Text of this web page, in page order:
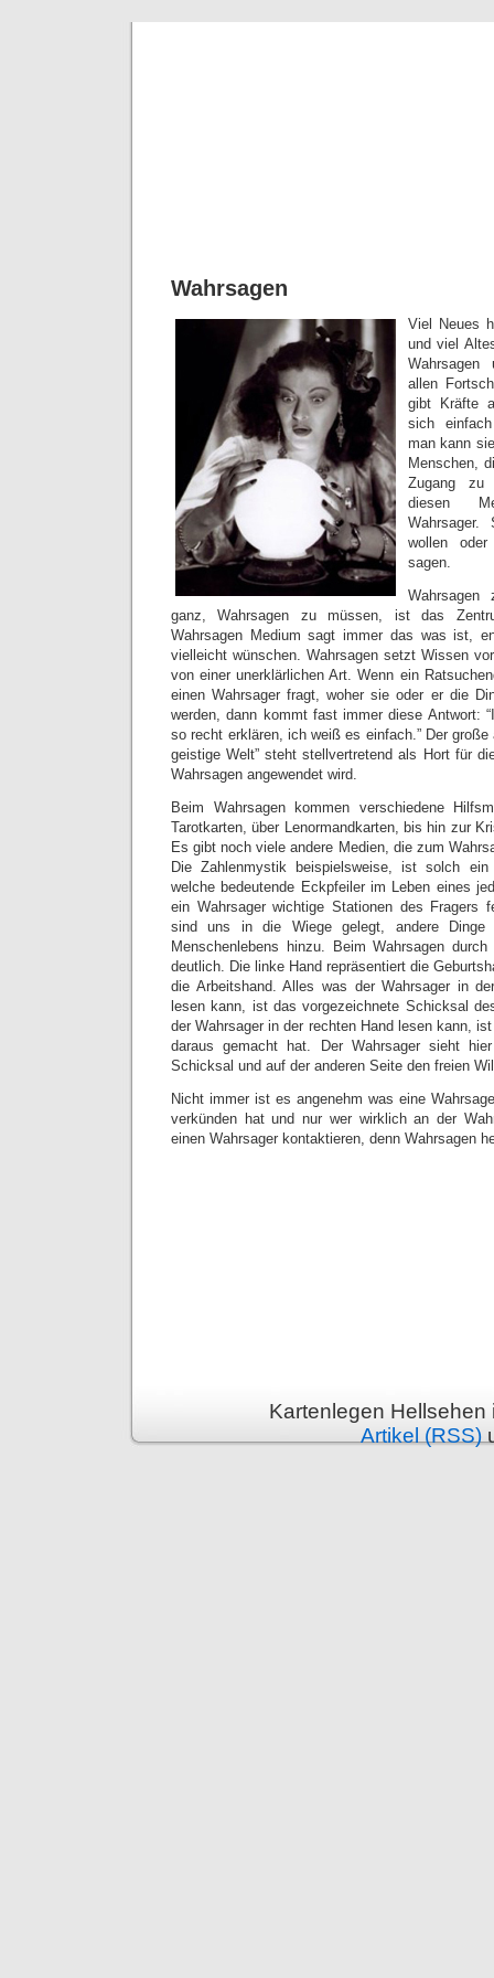
Wahrsagen
Viel Neues
und viel
allen
gibt Kräfte
sich
man kann
Menschen,
Zugang zu
diesen
wollen
sagen.
ganz, Wahrsagen zu müssen, ist das
Wahrsagen Medium sagt immer das was ist,
vielleicht wünschen. Wahrsagen setzt Wissen
von einer unerklärlichen Art. Wenn ein
einen Wahrsager fragt, woher sie oder er die
werden, dann kommt fast immer diese Antwort:
so recht erklären, ich weiß es einfach.” Der große
geistige Welt” steht stellvertretend als Hort für
Wahrsagen angewendet wird.
Beim Wahrsagen kommen verschiedene
Tarotkarten, über Lenormandkarten, bis hin zur
Es gibt noch viele andere Medien, die zum
Die Zahlenmystik beispielsweise, ist solch
welche bedeutende Eckpfeiler im Leben eines
ein Wahrsager wichtige Stationen des Fragers
sind uns in die Wiege gelegt, andere Dinge
Menschenlebens hinzu. Beim Wahrsagen
deutlich. Die linke Hand repräsentiert die
die Arbeitshand. Alles was der Wahrsager in
lesen kann, ist das vorgezeichnete Schicksal
der Wahrsager in der rechten Hand lesen kann,
daraus gemacht hat. Der Wahrsager sieht
Schicksal und auf der anderen Seite den freien
Nicht immer ist es angenehm was eine
verkünden hat und nur wer wirklich an der
einen Wahrsager kontaktieren, denn Wahrsagen
Kartenlegen
Artikel (RSS)